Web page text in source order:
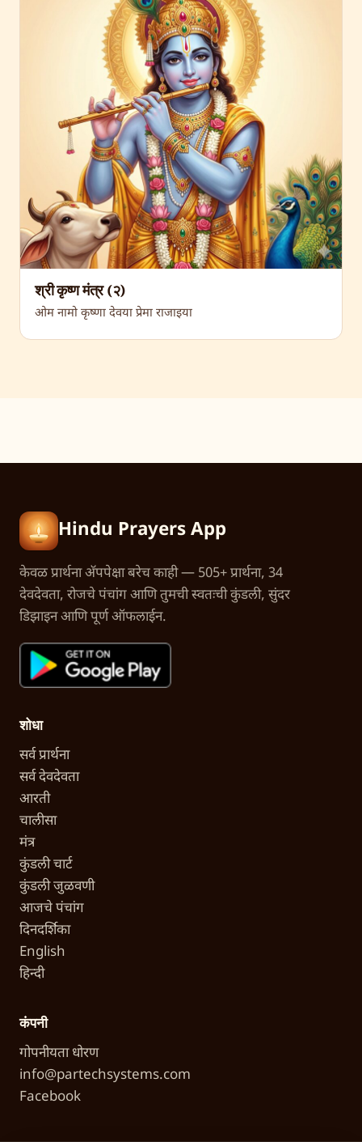
श्री कृष्ण मंत्र (२)
ओम नामो कृष्णा देवया प्रेमा राजाइया
Hindu Prayers App
केवळ प्रार्थना अ‍ॅपपेक्षा बरेच काही — 505+ प्रार्थना, 34
देवदेवता, रोजचे पंचांग आणि तुमची स्वतःची कुंडली, सुंदर
डिझाइन आणि पूर्ण ऑफलाईन.
शोधा
सर्व प्रार्थना
सर्व देवदेवता
आरती
चालीसा
मंत्र
कुंडली चार्ट
कुंडली जुळवणी
आजचे पंचांग
दिनदर्शिका
English
हिन्दी
कंपनी
गोपनीयता धोरण
info@partechsystems.com
Facebook